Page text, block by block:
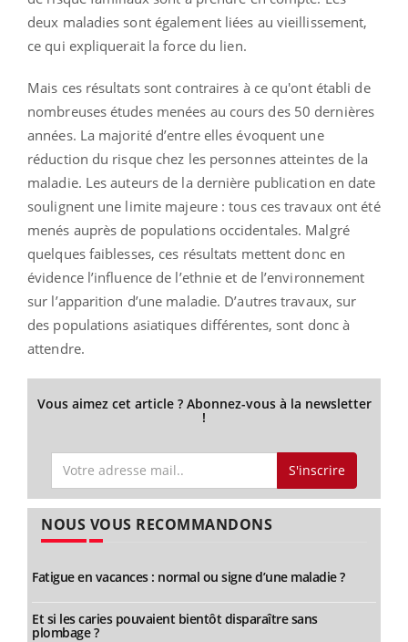
deux maladies sont également liées au vieillissement,
ce qui expliquerait la force du lien.
Mais ces résultats sont contraires à ce qu'ont établi de
nombreuses études menées au cours des 50 dernières
années. La majorité d’entre elles évoquent une
réduction du risque chez les personnes atteintes de la
maladie. Les auteurs de la dernière publication en date
soulignent une limite majeure : tous ces travaux ont été
menés auprès de populations occidentales. Malgré
quelques faiblesses, ces résultats mettent donc en
évidence l’influence de l’ethnie et de l’environnement
sur l’apparition d’une maladie. D’autres travaux, sur
des populations asiatiques différentes, sont donc à
attendre.
Vous aimez cet article ? Abonnez-vous à la newsletter
!
S'inscrire
NOUS VOUS RECOMMANDONS
Fatigue en vacances : normal ou signe d’une maladie ?
Et si les caries pouvaient bientôt disparaître sans
plombage ?